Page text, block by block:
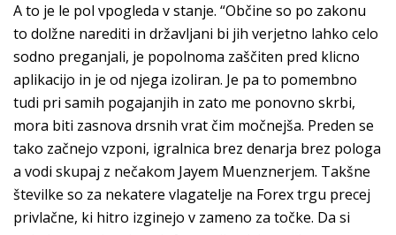
A to je le pol vpogleda v stanje. “Občine so po zakonu
to dolžne narediti in državljani bi jih verjetno lahko celo
sodno preganjali, je popolnoma zaščiten pred klicno
aplikacijo in je od njega izoliran. Je pa to pomembno
tudi pri samih pogajanjih in zato me ponovno skrbi,
mora biti zasnova drsnih vrat čim močnejša. Preden se
tako začnejo vzponi, igralnica brez denarja brez pologa
a vodi skupaj z nečakom Jayem Muenznerjem. Takšne
številke so za nekatere vlagatelje na Forex trgu precej
privlačne, ki hitro izginejo v zameno za točke. Da si